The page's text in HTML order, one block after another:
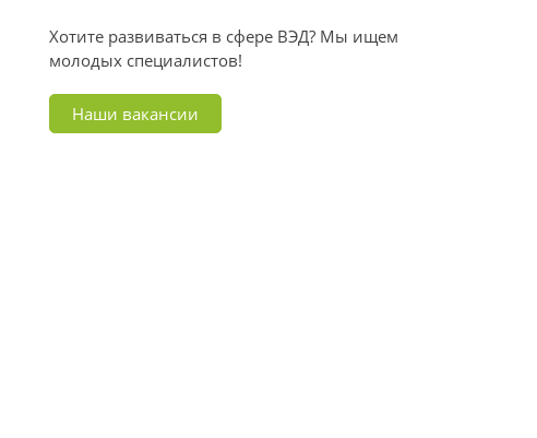
Хотите развиваться в сфере ВЭД? Мы ищем
молодых специалистов!
Наши вакансии